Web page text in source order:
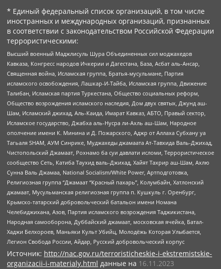
* Единый федеральный список организаций, в том числе
иностранных и международных организаций, признанных
в соответствии с законодательством Российской Федерации
террористическими:
Высший военный Маджлисуль Шура Объединенных сил моджахедов
Кавказа, Конгресс народов Ичкерии и Дагестана, База, Асбат аль-Ансар,
Священная война, Исламская группа, Братья-мусульмане, Партия
исламского освобождения, Лашкар-И-Тайба, Исламская группа, Движение
Талибан, Исламская партия Туркестана, Общество социальных реформ,
Общество возрождения исламского наследия, Дом двух святых, Джунд аш-
Шам, Исламский джихад, Аль-Каида, Имарат Кавказ, АБТО, Правый сектор,
Исламское государство, Джабха аль-Нусра ли-Ахль аш-Шам, Народное
ополчение имени К. Минина и Д. Пожарского, Аджр от Аллаха Субхану уа
Тагьаля SHAM, АУМ Синрике, Муджахеды джамаата Ат-Тавхида Валь-Джихад,
Чистопольский Джамаат, Рохнамо ба суи давлати исломи, Террористическое
сообщество Сеть, Катиба Таухид валь-Джихад, Хайят Тахрир аш-Шам, Ахлю
Сунна Валь Джамаа, National Socialism/White Power, Артподготовка,
Религиозная группа “Джамаат “Красный пахарь”, Колумбайн, Хатлонский
джамаат, Мусульманская религиозная группа п. Кушкуль г. Оренбург,
Крымско-татарский добровольческий батальон имени Номана
Челебиджихана, Азов, Партия исламского возрождения Таджикистана,
Народная самооборона, Дуббайский джамаат, московская ячейка, Батал-
Хаджи Белхороев, Маньяки Культ Убийц, Молодёжь Которая Улыбается,
Легион Свобода России, Айдар, Русский добровольческий корпус
Источник: http://nac.gov.ru/terroristicheskie-i-ekstremistskie-
organizacii-i-materialy.html данные на 16.11.2023